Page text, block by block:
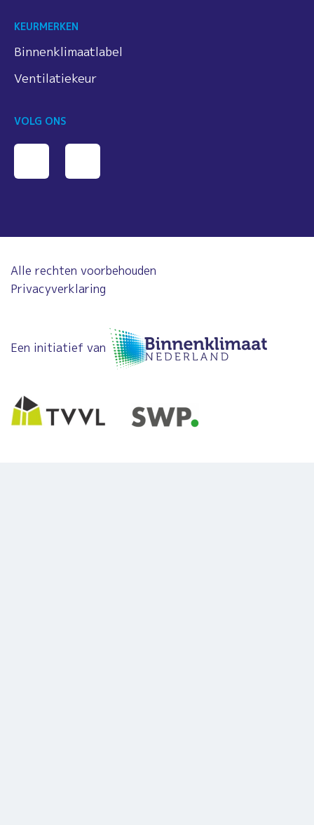
KEURMERKEN
Binnenklimaatlabel
Ventilatiekeur
VOLG ONS
Alle rechten voorbehouden
Privacyverklaring
Een initiatief van